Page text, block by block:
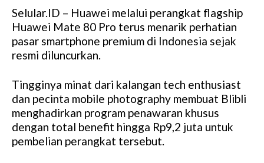
Selular.ID – Huawei melalui perangkat flagship
Huawei Mate 80 Pro terus menarik perhatian
pasar smartphone premium di Indonesia sejak
resmi diluncurkan.
Tingginya minat dari kalangan tech enthusiast
dan pecinta mobile photography membuat Blibli
menghadirkan program penawaran khusus
dengan total benefit hingga Rp9,2 juta untuk
pembelian perangkat tersebut.